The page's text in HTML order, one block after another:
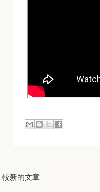
較新的文章